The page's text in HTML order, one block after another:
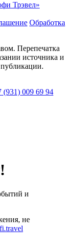
Трэвeл»
Обработка
Перепечатка
источника и
(931) 009 69 94
и
не